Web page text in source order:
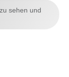
sehen und